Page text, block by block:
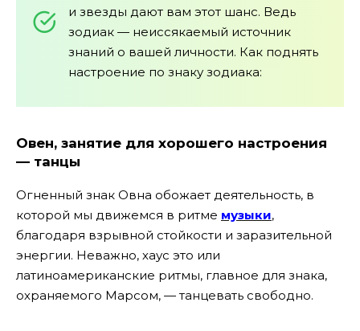
и звезды дают вам этот шанс. Ведь
зодиак — неиссякаемый источник
знаний о вашей личности. Как поднять
настроение по знаку зодиака:
Овен, занятие для хорошего настроения
— танцы
Огненный знак Овна обожает деятельность, в
которой мы движемся в ритме музыки,
благодаря взрывной стойкости и заразительной
энергии. Неважно, хаус это или
латиноамериканские ритмы, главное для знака,
охраняемого Марсом, — танцевать свободно.